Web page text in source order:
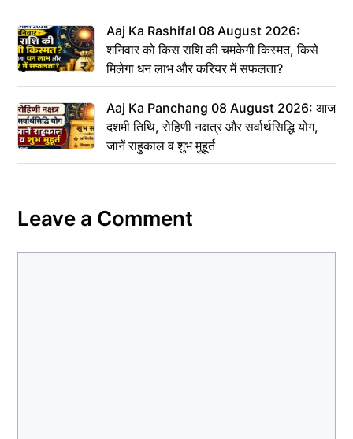
Aaj Ka Rashifal 08 August 2026:
शनिवार को किस राशि की चमकेगी किस्मत, किसे
मिलेगा धन लाभ और करियर में सफलता?
Aaj Ka Panchang 08 August 2026: आज
दशमी तिथि, रोहिणी नक्षत्र और सर्वार्थसिद्धि योग,
जानें राहुकाल व शुभ मुहूर्त
Leave a Comment